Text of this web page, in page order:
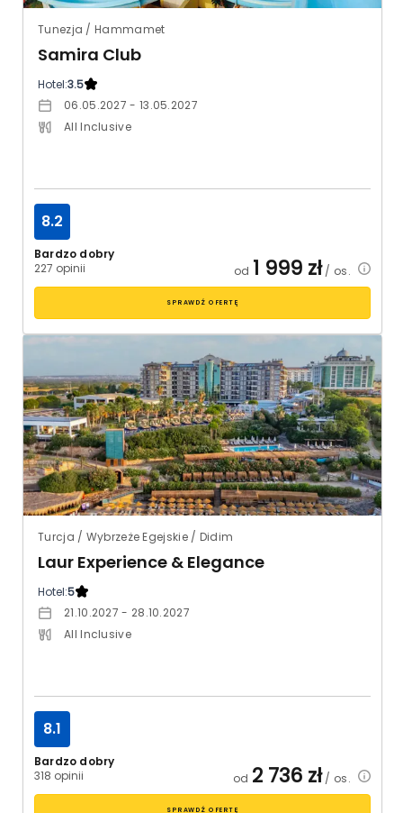
Tunezja / Hammamet
Samira Club
Hotel:3.5
06.05.2027 - 13.05.2027
All Inclusive
Bardzo dobry
227 opinii
8.2
od 1 999 zł/ os.
SPRAWDŹ OFERTĘ
Turcja / Wybrzeże Egejskie / Didim
Laur Experience & Elegance
Hotel:5
21.10.2027 - 28.10.2027
All Inclusive
Bardzo dobry
318 opinii
8.1
od 2 736 zł/ os.
SPRAWDŹ OFERTĘ